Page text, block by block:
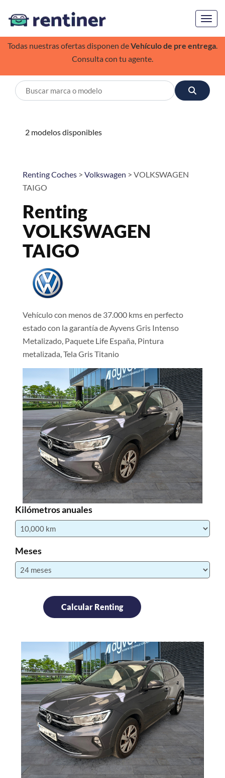
Todas nuestras ofertas disponen deVehículo de pre entrega.
Consulta con tu agente.
2 modelos disponibles
Renting Coches > Volkswagen > VOLKSWAGEN
TAIGO
Renting
VOLKSWAGEN
TAIGO
Vehículo con menos de 37.000 kms en perfecto
estado con la garantía de Ayvens Gris Intenso
Metalizado, Paquete Life España, Pintura
metalizada, Tela Gris Titanio
Kilómetros anuales
Meses